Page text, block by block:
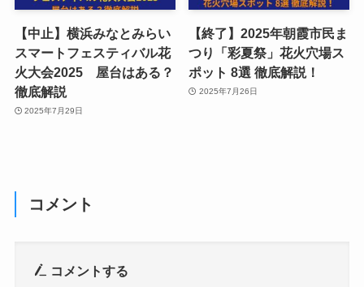
【中止】横浜みなとみらい
スマートフェスティバル花
火大会2025 屋台はある？
徹底解説
2025年7月29日
【終了】2025年朝霞市民ま
つり「彩夏祭」花火穴場ス
ポット 8選 徹底解説！
2025年7月26日
コメント
コメントする